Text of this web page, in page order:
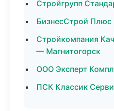
Стройгрупп
БизнесСтрой Плюс
Стройкомпания
— Магнитогорск
ООО Эксперт
ПСК Классик